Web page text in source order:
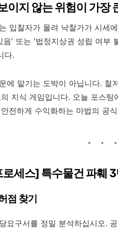
이지 않는 위험이 가장
입찰자가 몰려 낙찰가가 시세
' 또는 '법정지상권 성립 여부
다.
에 맡기는 도박이 아닙니다. 철
지식 게임입니다. 오늘 포스
전하게 수익화하는 마법의 공
세스] 특수물건 파훼
점 찾기
요구서를 정밀 분석하십시오.